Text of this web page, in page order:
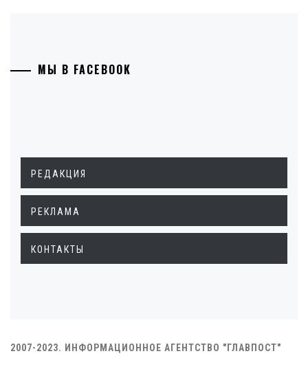
МЫ В FACEBOOK
РЕДАКЦИЯ
РЕКЛАМА
КОНТАКТЫ
2007-2023. ИНФОРМАЦИОННОЕ АГЕНТСТВО "ГЛАВПОСТ"